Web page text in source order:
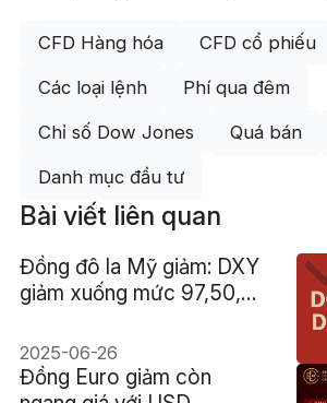
CFD Hàng hóa CFD cổ phiếu
Các loại lệnh Phí qua đêm
Chỉ số Dow Jones Quá bán
Danh mục đầu tư
Bài viết liên quan
Đồng đô la Mỹ giảm: DXY
giảm xuống mức 97,50,
năm
2025-06-26
Đồng Euro giảm còn